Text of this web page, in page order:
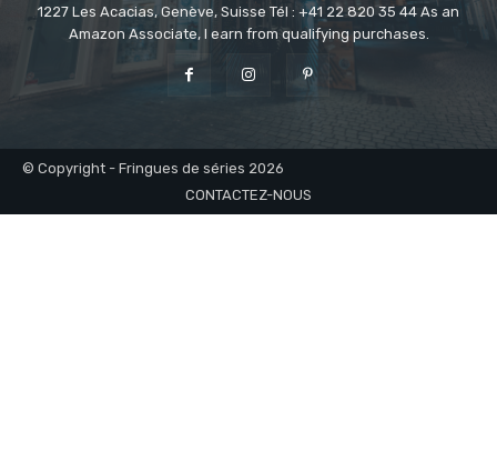
1227 Les Acacias, Genève, Suisse Tél : +41 22 820 35 44 As an
Amazon Associate, I earn from qualifying purchases.
© Copyright - Fringues de séries 2026
CONTACTEZ-NOUS